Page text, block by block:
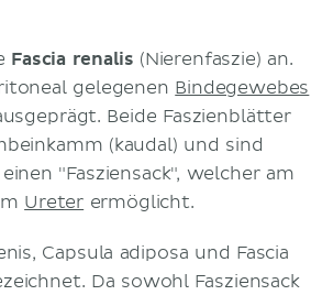
Fascia renalis (Nierenfaszie) an.
gelegenen Bindegewebes
Beide Faszienblätter
(kaudal) und sind
"Fasziensack", welcher am
Ureter ermöglicht.
Capsula adiposa und Fascia
Da sowohl Fasziensack